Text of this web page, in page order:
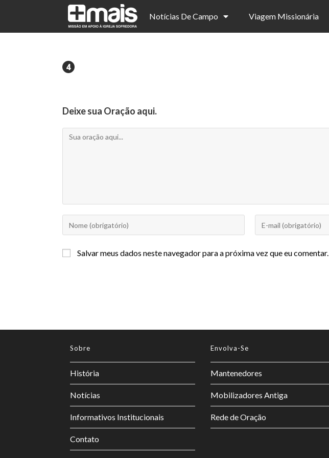
Notícias De Campo Viagem Missionária
Deixe sua Oração aqui.
Salvar meus dados neste navegador para a próxima vez que eu comentar.
Sobre
História
Notícias
Informativos Institucionais
Contato
Envolva-Se
Mantenedores
Mobilizadores Antiga
Rede de Oração